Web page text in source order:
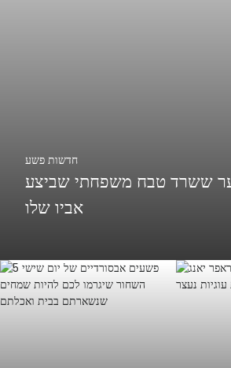
חדשות פשע
ששרד טבח משפחתי שביצע
אביו שלו